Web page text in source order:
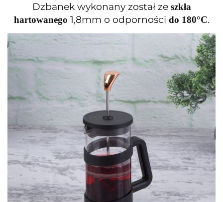
Dzbanek wykonany został ze szkła
hartowanego 1,8mm o odporności do 180°C.